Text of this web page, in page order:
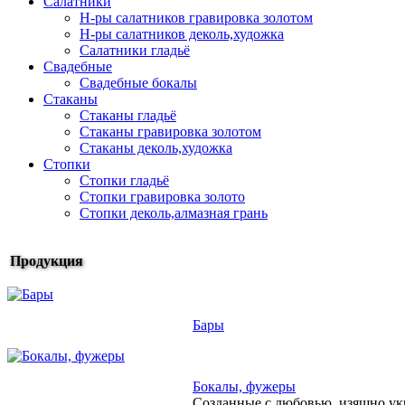
Н-ры салатников гравировка золотом
Н-ры салатников деколь,художка
Салатники гладьё
Свадебные
Свадебные бокалы
Стаканы
Стаканы гладьё
Стаканы гравировка золотом
Стаканы деколь,художка
Стопки
Стопки гладьё
Стопки гравировка золото
Стопки деколь,алмазная грань
Продукция
Бары
Бокалы, фужеры